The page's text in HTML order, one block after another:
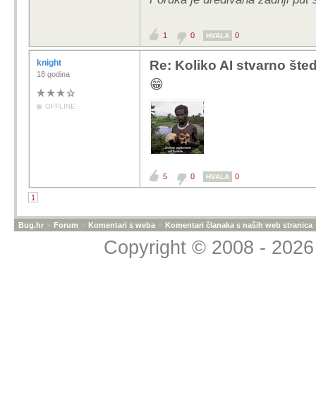
1 0 HVALA 0
knight
18 godina
OFFLINE
Re: Koliko AI stvarno
😁
5 0 HVALA 0
1
Bug.hr » Forum » Komentari s weba » Komentari članaka s naših web stranica
Copyright © 2008 -